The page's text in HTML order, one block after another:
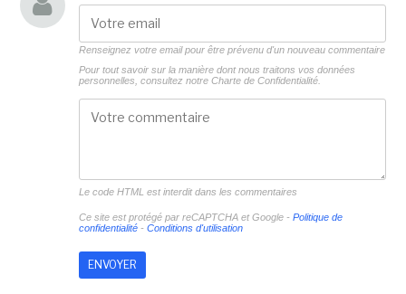
Renseignez votre email pour être prévenu d'un nouveau commentaire
Pour tout savoir sur la manière dont nous traitons vos données
personnelles, consultez notre Charte de Confidentialité.
Le code HTML est interdit dans les commentaires
Ce site est protégé par reCAPTCHA et Google - Politique de
confidentialité- Conditions d'utilisation